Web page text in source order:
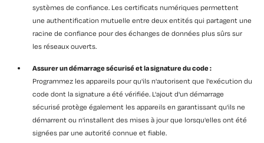
systèmes de confiance. Les certificats numériques permettent
une authentification mutuelle entre deux entités qui partagent une
racine de confiance pour des échanges de données plus sûrs sur
les réseaux ouverts.
Assurer un démarrage sécurisé et la signature du code :
Programmez les appareils pour qu'ils n'autorisent que l'exécution du
code dont la signature a été vérifiée. L'ajout d'un démarrage
sécurisé protège également les appareils en garantissant qu'ils ne
démarrent ou n'installent des mises à jour que lorsqu'elles ont été
signées par une autorité connue et fiable.